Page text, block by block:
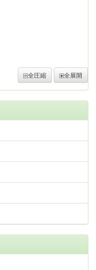
全圧縮 全展開